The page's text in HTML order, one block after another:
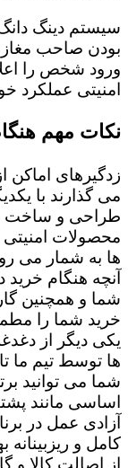
سیستم دینگ
بودن صاحب
ورود شخص را
امنیتی عملکرد
نکات مهم
زدگیرهای اماکن
می گذارند با
طراحی و ساخت
محصولات امنیتی
ها به شمار می
آنچه هنگام
شما و همچنین
خرید شما را
یکی دیگر از
ها توسط تیم ما
شما می توانید
آزادی عمل در
کامل و ریزبینانه
از اصالت کالا و